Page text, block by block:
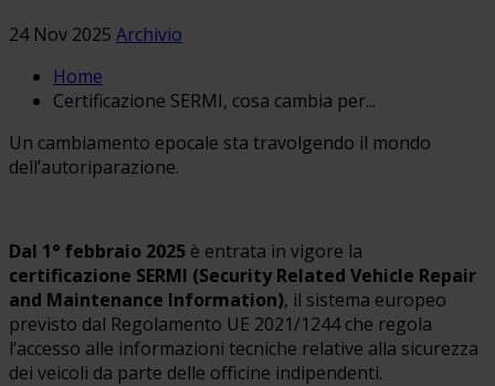
24 Nov 2025 Archivio
Home
Certificazione SERMI, cosa cambia per...
Un cambiamento epocale sta travolgendo il mondo
dell’autoriparazione.
Dal 1° febbraio 2025 è entrata in vigore la
certificazione SERMI (Security Related Vehicle Repair
and Maintenance Information), il sistema europeo
previsto dal Regolamento UE 2021/1244 che regola
l’accesso alle informazioni tecniche relative alla sicurezza
dei veicoli da parte delle officine indipendenti.